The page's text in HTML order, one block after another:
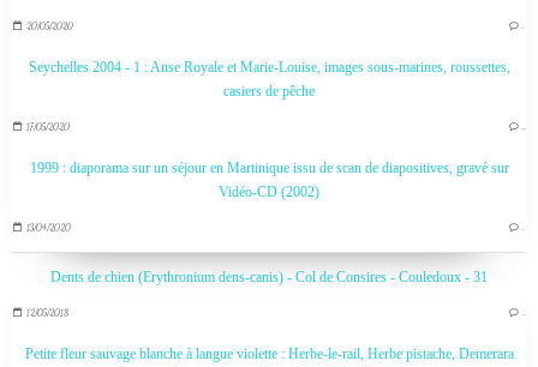
20/05/2020
Seychelles 2004 - 1 : Anse Royale et Marie-Louise, images sous-marines, roussettes,
casiers de pêche
17/05/2020
1999 : diaporama sur un séjour en Martinique issu de scan de diapositives, gravé sur
Vidéo-CD (2002)
13/04/2020
Dents de chien (Erythronium dens-canis) - Col de Consires - Couledoux - 31
12/05/2018
Petite fleur sauvage blanche à langue violette : Herbe-le-rail, Herbe pistache, Demerara